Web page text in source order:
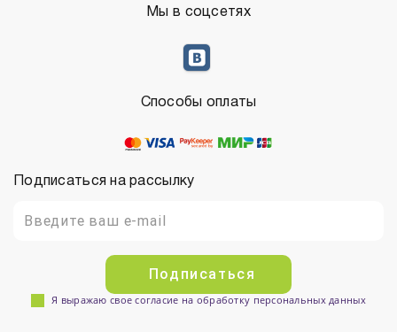
Мы в соцсетях
Подписаться на рассылку
Подписаться
Я выражаю свое согласие на обработку персональных данных
Способы оплаты